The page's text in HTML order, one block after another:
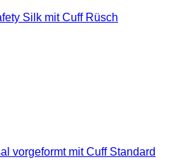
Silk mit Cuff Rüsch
vorgeformt mit Cuff Standard